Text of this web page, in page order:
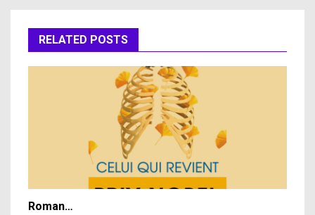
RELATED POSTS
Roman…